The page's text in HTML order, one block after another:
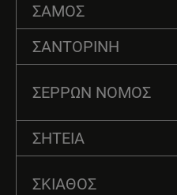
ΣΑΜΟΣ
ΣΑΝΤΟΡΙΝΗ
ΣΕΡΡΩΝ ΝΟΜΟΣ
ΣΗΤΕΙΑ
ΣΚΙΑΘΟΣ